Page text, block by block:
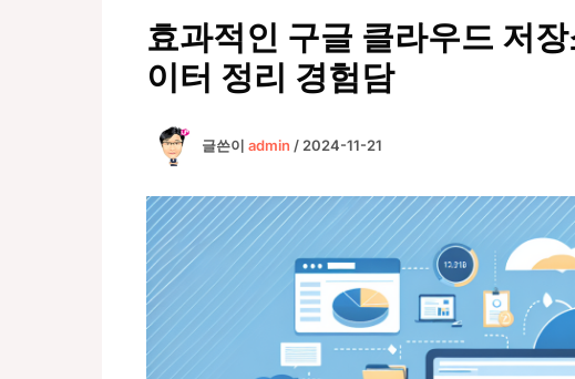
효과적인 구글 클라우드 저
이터 정리 경험담
글쓴이 admin / 2024-11-21